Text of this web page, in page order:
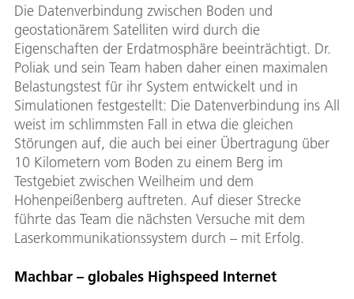
Die Datenverbindung zwischen Boden und
geostationärem Satelliten wird durch die
Eigenschaften der Erdatmosphäre beeinträchtigt. Dr.
Poliak und sein Team haben daher einen maximalen
Belastungstest für ihr System entwickelt und in
Simulationen festgestellt: Die Datenverbindung ins All
weist im schlimmsten Fall in etwa die gleichen
Störungen auf, die auch bei einer Übertragung über
10 Kilometern vom Boden zu einem Berg im
Testgebiet zwischen Weilheim und dem
Hohenpeißenberg auftreten. Auf dieser Strecke
führte das Team die nächsten Versuche mit dem
Laserkommunikationssystem durch – mit Erfolg.
Machbar – globales Highspeed Internet